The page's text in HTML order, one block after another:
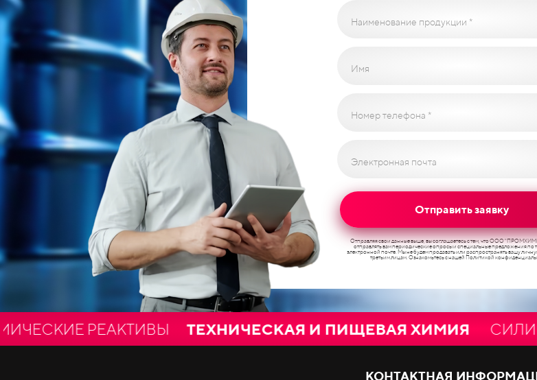
Наименование продукции *
Имя
Номер телефона *
Электронная почта
Отправить заявку
Отправляя свои данные выше, вы соглашаетесь с тем, что ООО
отправлять вам периодические опросы и специальные предложения по
электронной почте. Мы не будем продавать или распространять вашу
третьим лицам. Ознакомьтесь с нашей Политикой
РЕАКТИВЫТЕХНИЧЕСКАЯ И ПИЩЕВАЯ ХИМИЯ
КОНТАКТНАЯ